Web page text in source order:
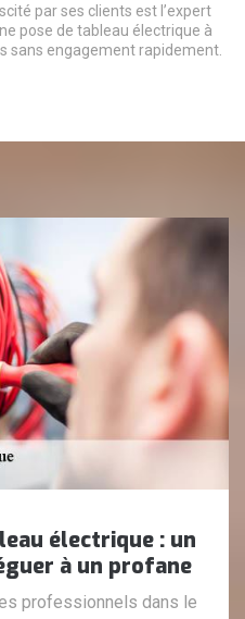
par ses clients est l’expert
pose de tableau électrique à
sans engagement rapidement.
électrique : un
à un profane
professionnels dans le